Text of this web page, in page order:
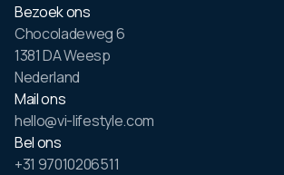
Bezoek ons
Chocoladeweg 6
1381 DA Weesp
Nederland
Mail ons
hello@vi-lifestyle.com
Bel ons
+31 97010206511